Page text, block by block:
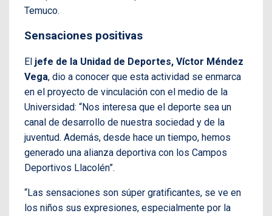
Temuco.
Sensaciones positivas
El jefe de la Unidad de Deportes, Víctor Méndez
Vega, dio a conocer que esta actividad se enmarca
en el proyecto de vinculación con el medio de la
Universidad: “Nos interesa que el deporte sea un
canal de desarrollo de nuestra sociedad y de la
juventud. Además, desde hace un tiempo, hemos
generado una alianza deportiva con los Campos
Deportivos Llacolén”.
“Las sensaciones son súper gratificantes, se ve en
los niños sus expresiones, especialmente por la